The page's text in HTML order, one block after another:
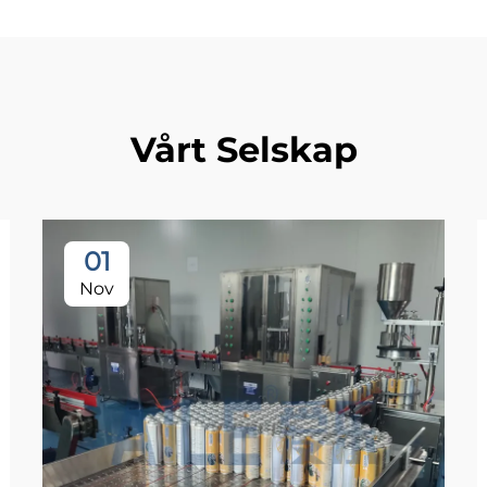
Vårt Selskap
01
Nov